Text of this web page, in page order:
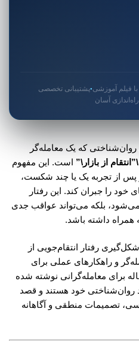
فیلم آموزشی پشتیبانی تخصصی
آسان
که یک معامله‌گر
از بازار\”است. این مفهوم
از تجربه یک یا چند شکست،
را جبران کند. این رفتار
می‌شود، بلکه می‌تواند عواقب جدی
همراه داشته باشد.
رفتار انتقام‌جویی از
و راهکارهای عملی برای
برای معامله‌گرانی نوشته شده
روان‌شناختی خود هستند و قصد
تصمیمات منطقی و آگاهانه